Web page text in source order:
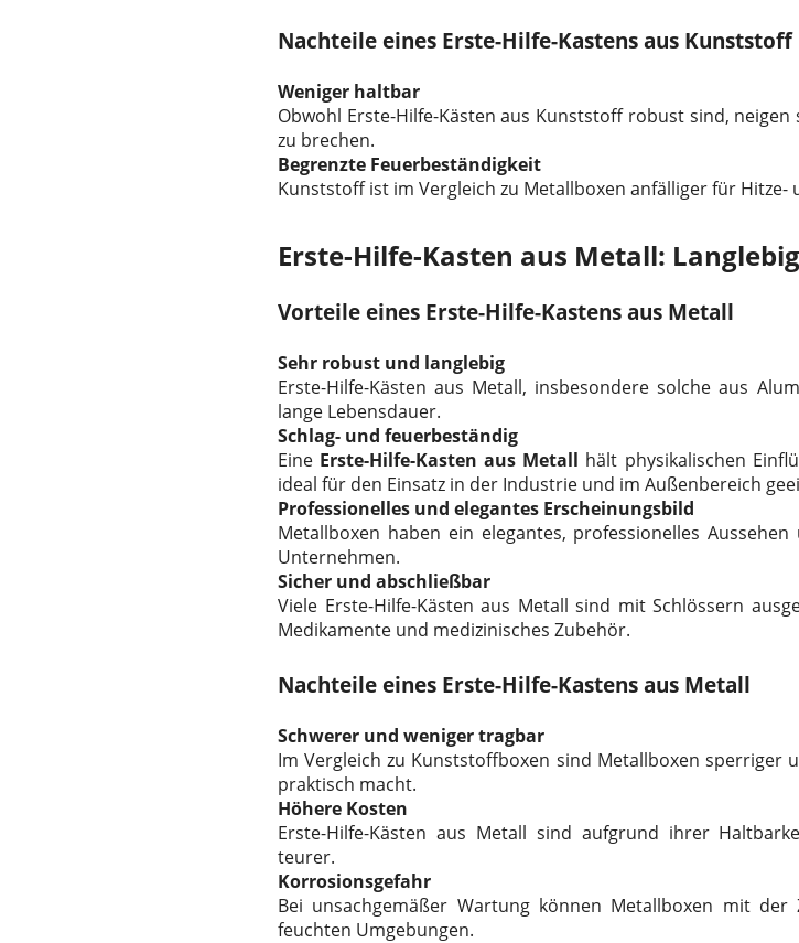
Nachteile eines Erste-Hilfe-Kastens aus Kunststoff
Weniger haltbar
Obwohl Erste-Hilfe-Kästen aus Kunststoff robust sind,
zu brechen.
Begrenzte Feuerbeständigkeit
Kunststoff ist im Vergleich zu Metallboxen anfälliger für Hitze-
Erste-Hilfe-Kasten aus Metall:
Vorteile eines Erste-Hilfe-Kastens aus Metall
Sehr robust und langlebig
Erste-Hilfe-Kästen aus Metall, insbesondere solche aus
lange Lebensdauer.
Schlag- und feuerbeständig
Eine Erste-Hilfe-Kasten aus Metall hält physikalischen
ideal für den Einsatz in der Industrie und im Außenbereich
Professionelles und elegantes Erscheinungsbild
Metallboxen haben ein elegantes, professionelles
Unternehmen.
Sicher und abschließbar
Viele Erste-Hilfe-Kästen aus Metall sind mit Schlössern
Medikamente und medizinisches Zubehör.
Nachteile eines Erste-Hilfe-Kastens aus Metall
Schwerer und weniger tragbar
Im Vergleich zu Kunststoffboxen sind Metallboxen sperriger
praktisch macht.
Höhere Kosten
Erste-Hilfe-Kästen aus Metall sind aufgrund ihrer
teurer.
Korrosionsgefahr
Bei unsachgemäßer Wartung können Metallboxen mit
feuchten Umgebungen.